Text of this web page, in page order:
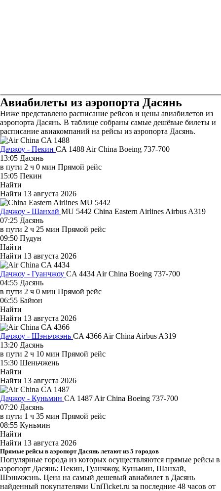
Авиабилеты из аэропорта Дасянь
Ниже представлено расписание рейсов и цены авиабилетов из
аэропорта Дасянь. В таблице собраны самые дешёвые билеты и
расписание авиакомпаний на рейсы из аэропорта Дасянь.
Дачжоу - Пекин CA 1488 Air China Boeing 737-700
13:05 Дасянь
в пути 2 ч 0 мин Прямой рейс
15:05 Пекин
Найти
Найти 13 августа 2026
Дачжоу - Шанхай MU 5442 China Eastern Airlines Airbus A319
07:25 Дасянь
в пути 2 ч 25 мин Прямой рейс
09:50 Пудун
Найти
Найти 13 августа 2026
Дачжоу - Гуанчжоу CA 4434 Air China Boeing 737-700
04:55 Дасянь
в пути 2 ч 0 мин Прямой рейс
06:55 Байюн
Найти
Найти 13 августа 2026
Дачжоу - Шэньчжэнь CA 4366 Air China Airbus A319
13:20 Дасянь
в пути 2 ч 10 мин Прямой рейс
15:30 Шеньчжень
Найти
Найти 13 августа 2026
Дачжоу - Куньмин CA 1487 Air China Boeing 737-700
07:20 Дасянь
в пути 1 ч 35 мин Прямой рейс
08:55 Куньмин
Найти
Найти 13 августа 2026
Прямые рейсы в аэропорт Дасянь летают из 5 городов
Популярные города из которых осуществляются прямые рейсы в
аэропорт Дасянь: Пекин, Гуанчжоу, Куньмин, Шанхай,
Шэньчжэнь. Цена на самый дешевый авиабилет в Дасянь
найденный покупателями UniTicket.ru за последние 48 часов от